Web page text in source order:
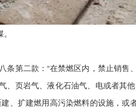
第二款：“在禁燃区内，禁止销售
页岩气、液化石油气、电或者其
、扩建燃用高污染燃料的设施，或